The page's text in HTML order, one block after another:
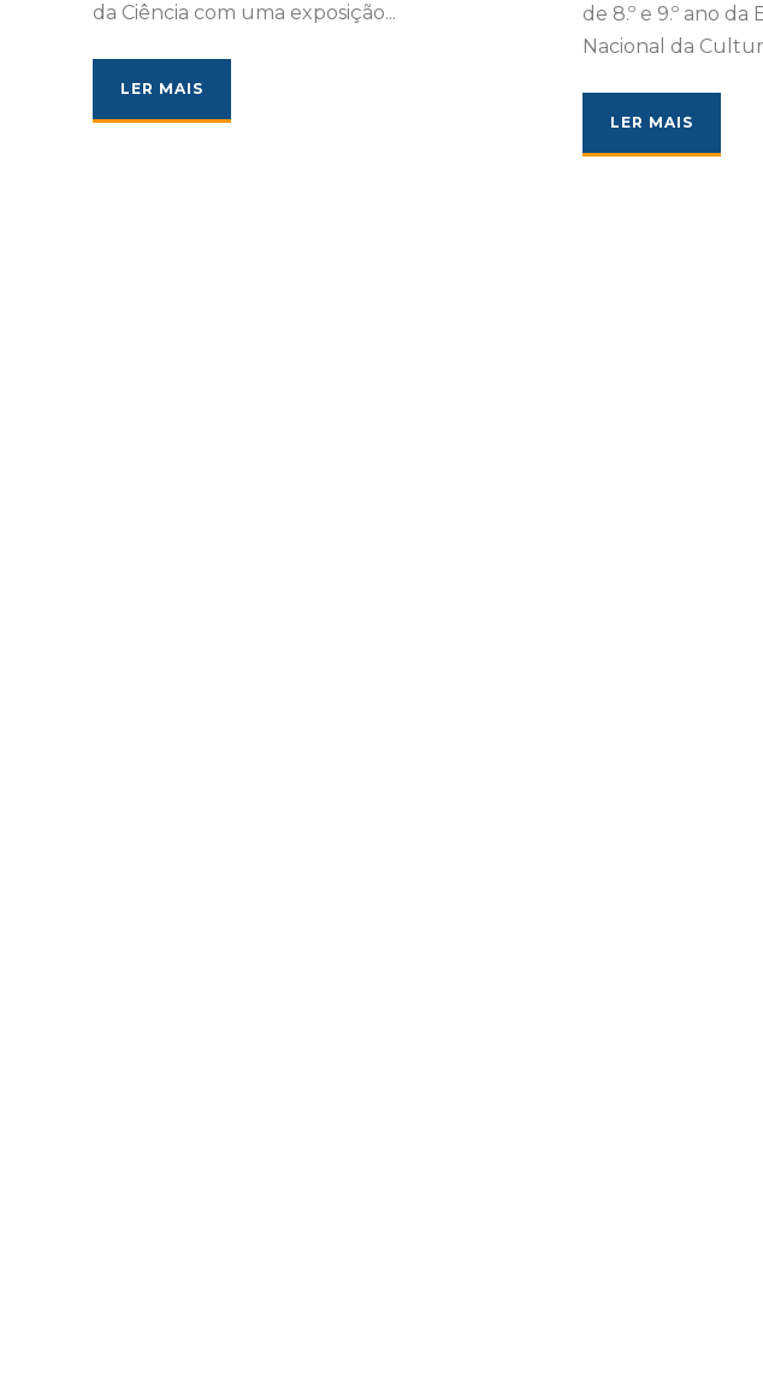
da Ciência com uma exposição...
LER MAIS
de 8.º e 9.º ano da
Nacional da
LER MAIS